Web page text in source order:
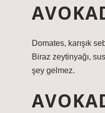
Domates, karışık
Biraz zeytinyağı,
şey gelmez.